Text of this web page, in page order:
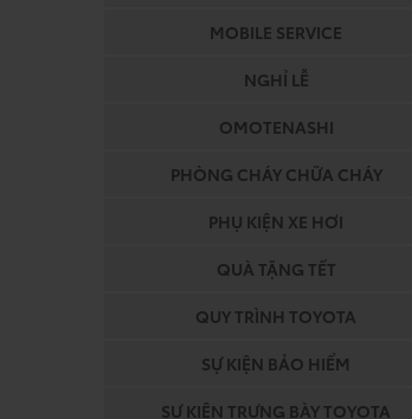
MOBILE SERVICE
NGHỈ LỄ
OMOTENASHI
PHÒNG CHÁY CHỮA CHÁY
PHỤ KIỆN XE HƠI
QUÀ TẶNG TẾT
QUY TRÌNH TOYOTA
SỰ KIỆN BẢO HIỂM
SỰ KIỆN TRƯNG BÀY TOYOTA